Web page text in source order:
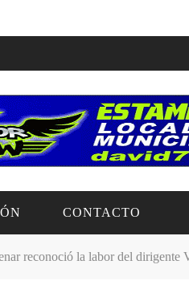
CONTACTO
reconoció la labor del dirigente